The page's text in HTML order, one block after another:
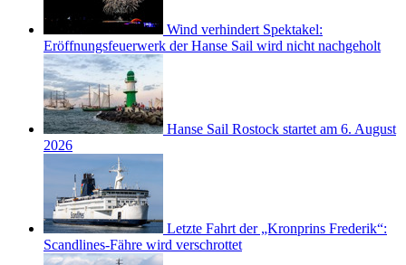
Wind verhindert Spektakel:
Eröffnungsfeuerwerk der Hanse Sail wird nicht nachgeholt
Hanse Sail Rostock startet am 6. August
2026
Letzte Fahrt der „Kronprins Frederik“:
Scandlines-Fähre wird verschrottet